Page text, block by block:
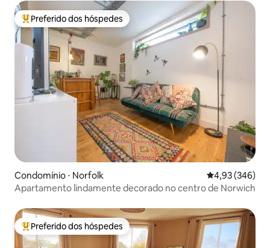
Entre os melhores preferidos dos hóspedes
Preferido dos hóspedes
Condomínio ⋅ Norfolk 4,93 de uma
4,93 (346)
Apartamento lindamente decorado no centro de Norwich
Entre os melhores preferidos dos hóspedes
Preferido dos hóspedes